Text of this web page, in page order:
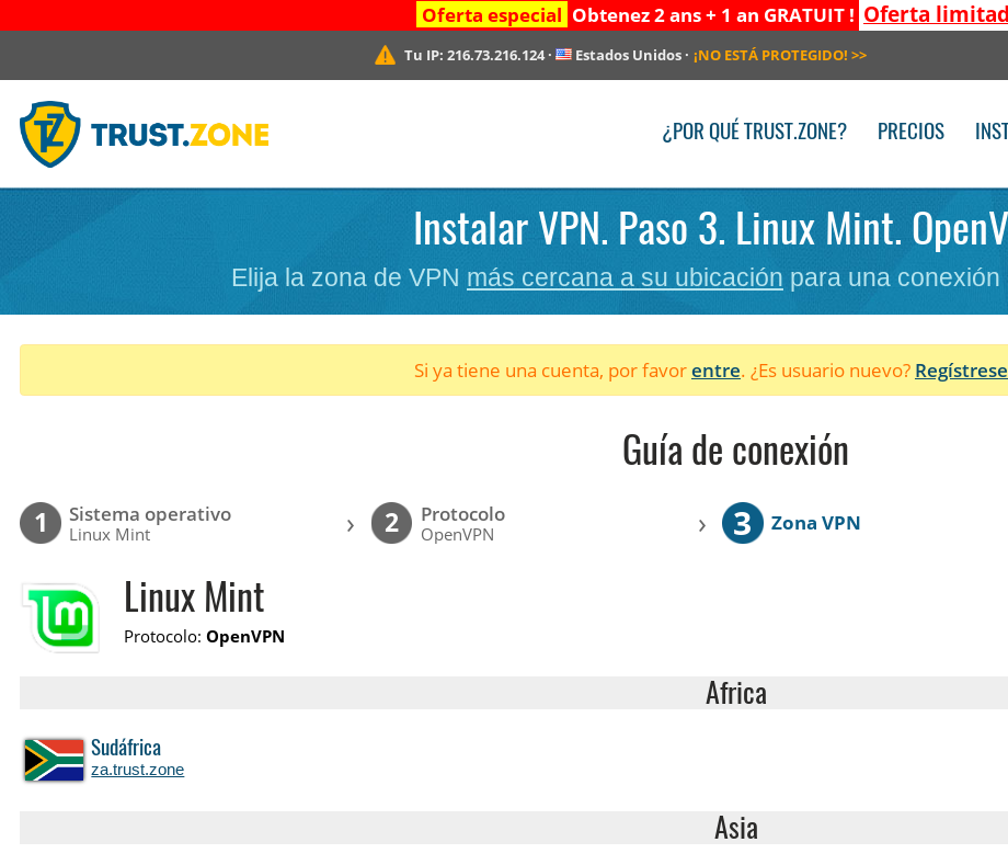
Oferta especial Obtenez 2 ans + 1 an GRATUIT ! Oferta
Tu IP: 216.73.216.124· Estados Unidos· ¡NO ESTÁ PROTEGIDO! >>
¿POR QUÉ TRUST.ZONE? PRECIOS
Instalar VPN. Paso 3. Linux Mint.
Elija la zona de VPN más cercana a su ubicación para una
Si ya tiene una cuenta, por favorentre. ¿Es usuario nuevo?
Guía de conexión
1 Sistema operativo
Linux Mint › 2 Protocolo
OpenVPN › 3 Zona VPN
Linux Mint
Protocolo: OpenVPN
Africa
Sudáfrica
za.trust.zone
Asia